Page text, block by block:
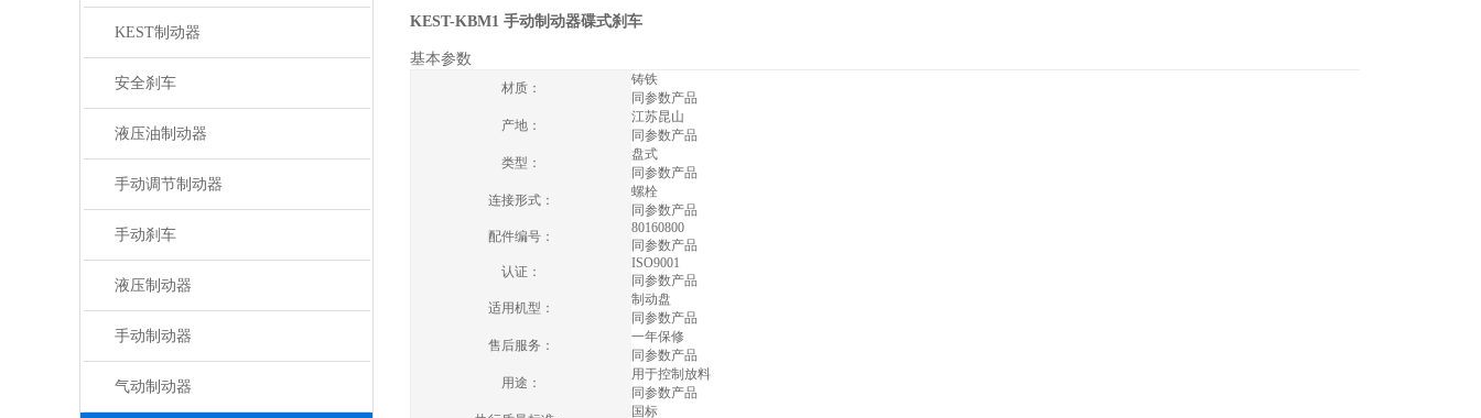
KEST制动器
安全刹车
液压油制动器
手动调节制动器
手动刹车
液压制动器
手动制动器
气动制动器
KEST-KBM1 手动制动器碟式刹车
基本参数
材质：
铸铁
同参数产品
产地：
江苏昆山
同参数产品
类型：
盘式
同参数产品
连接形式：
螺栓
同参数产品
配件编号：
80160800
同参数产品
认证：
ISO9001
同参数产品
适用机型：
制动盘
同参数产品
售后服务：
一年保修
同参数产品
用途：
用于控制放料
同参数产品
国标